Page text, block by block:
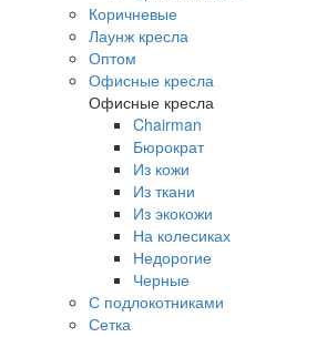
Коричневые
Лаунж кресла
Оптом
Офисные кресла
Офисные кресла
Chairman
Бюрократ
Из кожи
Из ткани
Из экокожи
На колесиках
Недорогие
Черные
С подлокотниками
Сетка